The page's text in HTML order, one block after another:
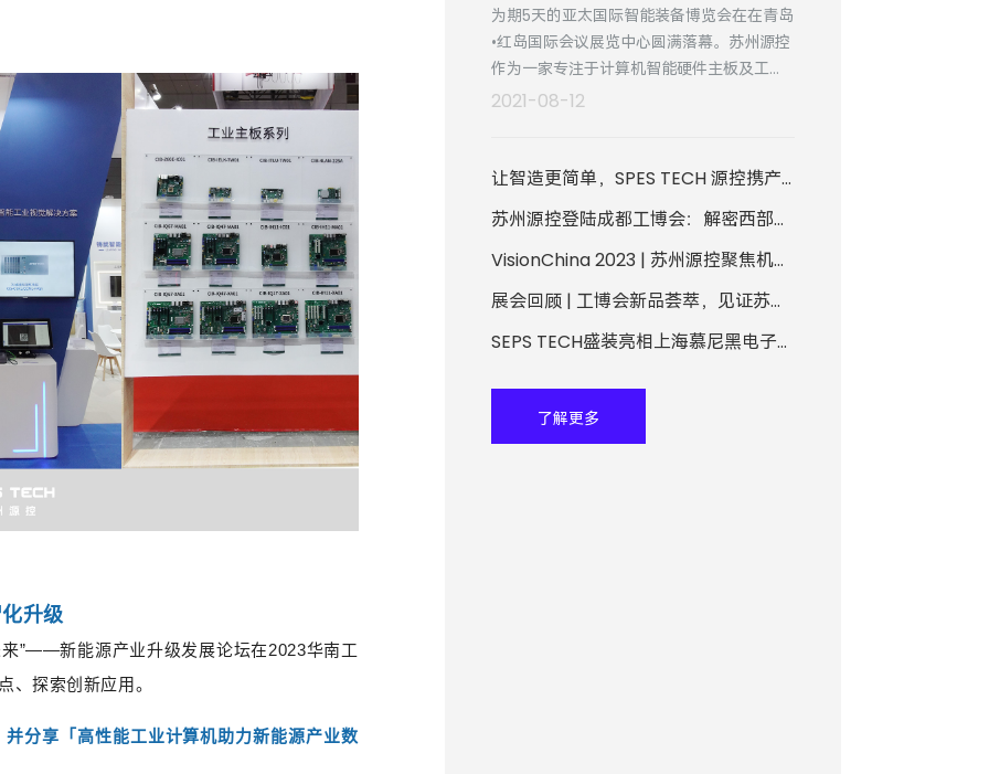
升级
”——新能源产业升级发展论坛在2023华南工
、探索创新应用。
分享「高性能工业计算机助力新能源产业数
为期5天的亚太国际智能装备博览会在在青岛
•红岛国际会议展览中心圆满落幕。苏州源控
作为一家专注于计算机智能硬件主板及工业
计算机系统的设计、研发和技术服务的方案
2021-08-12
让智造更简单，SPES TECH 源控携产品方案盛装亮相慕尼黑电子展
苏州源控登陆成都工博会：解密西部数字化转型“加速度”
VisionChina 2023 | 苏州源控聚焦机器视觉，助力智慧未来
展会回顾 | 工博会新品荟萃，见证苏州源控铸就智能核心驱动力
SEPS TECH盛装亮相上海慕尼黑电子生产设备展
了解更多